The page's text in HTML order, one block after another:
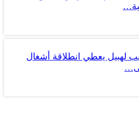
لهبيل يعطي انطلاقة أشغال